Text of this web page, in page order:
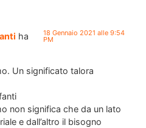
ha
18 Gennaio 2021 alle 9:54
PM
Un significato talora
non significa che da un lato
e dall’altro il bisogno